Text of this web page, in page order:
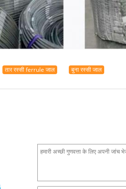
तार रस्सी ferrule जाल बुना रस्सी जाल